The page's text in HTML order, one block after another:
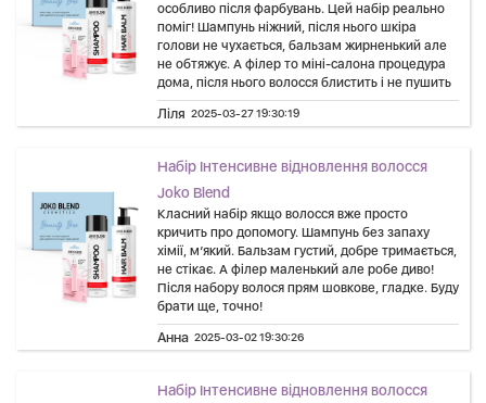
особливо після фарбувань. Цей набір реально
поміг! Шампунь ніжний, після нього шкіра
голови не чухається, бальзам жирненький але
не обтяжує. А філер то міні-салона процедура
дома, після нього волосся блистить і не пушить
Ліля 2025-03-27 19:30:19
Набір Інтенсивне відновлення волосся
Joko Blend
Класний набір якщо волосся вже просто
кричить про допомогу. Шампунь без запаху
хімії, м’який. Бальзам густий, добре тримається,
не стікає. А філер маленький але робе диво!
Після набору волося прям шовкове, гладке. Буду
брати ще, точно!
Анна 2025-03-02 19:30:26
Набір Інтенсивне відновлення волосся